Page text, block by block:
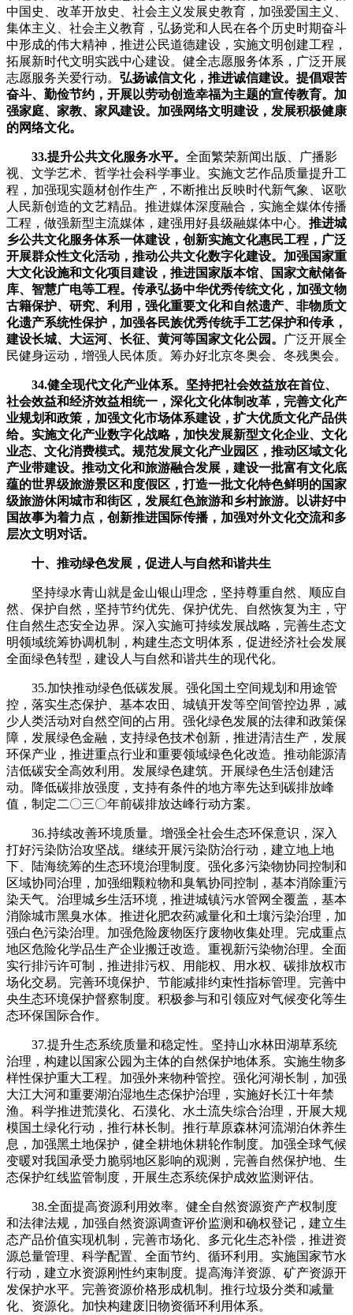
中国史、改革开放史、社会主义发展史教育，加强爱国主义、
集体主义、社会主义教育，弘扬党和人民在各个历史时期奋斗
中形成的伟大精神，推进公民道德建设，实施文明创建工程，
拓展新时代文明实践中心建设。健全志愿服务体系，广泛开展
志愿服务关爱行动。 弘扬诚信文化，推进诚信建设。提倡艰苦
奋斗、勤俭节约，开展以劳动创造幸福为主题的宣传教育。加
强家庭、家教、家风建设。加强网络文明建设，发展积极健康
的网络文化。
33.提升公共文化服务水平。 全面繁荣新闻出版、广播影
视、文学艺术、哲学社会科学事业。实施文艺作品质量提升工
程，加强现实题材创作生产，不断推出反映时代新气象、讴歌
人民新创造的文艺精品。推进媒体深度融合，实施全媒体传播
工程，做强新型主流媒体，建强用好县级融媒体中心。 推进城
乡公共文化服务体系一体建设，创新实施文化惠民工程，广泛
开展群众性文化活动，推动公共文化数字化建设。加强国家重
大文化设施和文化项目建设，推进国家版本馆、国家文献储备
库、智慧广电等工程。传承弘扬中华优秀传统文化，加强文物
古籍保护、研究、利用，强化重要文化和自然遗产、非物质文
化遗产系统性保护，加强各民族优秀传统手工艺保护和传承，
建设长城、大运河、长征、黄河等国家文化公园。
广泛开展全
民健身运动，增强人民体质。筹办好北京冬奥会、冬残奥会。
34.健全现代文化产业体系。坚持把社会效益放在首位、
社会效益和经济效益相统一，深化文化体制改革，完善文化产
业规划和政策，加强文化市场体系建设，扩大优质文化产品供
给。实施文化产业数字化战略，加快发展新型文化企业、文化
业态、文化消费模式。规范发展文化产业园区，推动区域文化
产业带建设。推动文化和旅游融合发展，建设一批富有文化底
蕴的世界级旅游景区和度假区，打造一批文化特色鲜明的国家
级旅游休闲城市和街区，发展红色旅游和乡村旅游。以讲好中
国故事为着力点，创新推进国际传播，加强对外文化交流和多
层次文明对话。
十、推动绿色发展，促进人与自然和谐共生
坚持绿水青山就是金山银山理念，坚持尊重自然、顺应自
然、保护自然，坚持节约优先、保护优先、自然恢复为主，守
住自然生态安全边界。深入实施可持续发展战略，完善生态文
明领域统筹协调机制，构建生态文明体系，促进经济社会发展
全面绿色转型，建设人与自然和谐共生的现代化。
35.加快推动绿色低碳发展。强化国土空间规划和用途管
控，落实生态保护、基本农田、城镇开发等空间管控边界，减
少人类活动对自然空间的占用。强化绿色发展的法律和政策保
障，发展绿色金融，支持绿色技术创新，推进清洁生产，发展
环保产业，推进重点行业和重要领域绿色化改造。推动能源清
洁低碳安全高效利用。发展绿色建筑。开展绿色生活创建活
动。降低碳排放强度，支持有条件的地方率先达到碳排放峰
值，制定二〇三〇年前碳排放达峰行动方案。
36.持续改善环境质量。增强全社会生态环保意识，深入
打好污染防治攻坚战。继续开展污染防治行动，建立地上地
下、陆海统筹的生态环境治理制度。强化多污染物协同控制和
区域协同治理，加强细颗粒物和臭氧协同控制，基本消除重污
染天气。治理城乡生活环境，推进城镇污水管网全覆盖，基本
消除城市黑臭水体。推进化肥农药减量化和土壤污染治理，加
强白色污染治理。加强危险废物医疗废物收集处理。完成重点
地区危险化学品生产企业搬迁改造。重视新污染物治理。全面
实行排污许可制，推进排污权、用能权、用水权、碳排放权市
场化交易。完善环境保护、节能减排约束性指标管理。完善中
央生态环境保护督察制度。积极参与和引领应对气候变化等生
态环保国际合作。
37.提升生态系统质量和稳定性。坚持山水林田湖草系统
治理，构建以国家公园为主体的自然保护地体系。实施生物多
样性保护重大工程。加强外来物种管控。强化河湖长制，加强
大江大河和重要湖泊湿地生态保护治理，实施好长江十年禁
渔。科学推进荒漠化、石漠化、水土流失综合治理，开展大规
模国土绿化行动，推行林长制。推行草原森林河流湖泊休养生
息，加强黑土地保护，健全耕地休耕轮作制度。加强全球气候
变暖对我国承受力脆弱地区影响的观测，完善自然保护地、生
态保护红线监管制度，开展生态系统保护成效监测评估。
38.全面提高资源利用效率。健全自然资源资产产权制度
和法律法规，加强自然资源调查评价监测和确权登记，建立生
态产品价值实现机制，完善市场化、多元化生态补偿，推进资
源总量管理、科学配置、全面节约、循环利用。实施国家节水
行动，建立水资源刚性约束制度。提高海洋资源、矿产资源开
发保护水平。完善资源价格形成机制。推行垃圾分类和减量
化、资源化。加快构建废旧物资循环利用体系。